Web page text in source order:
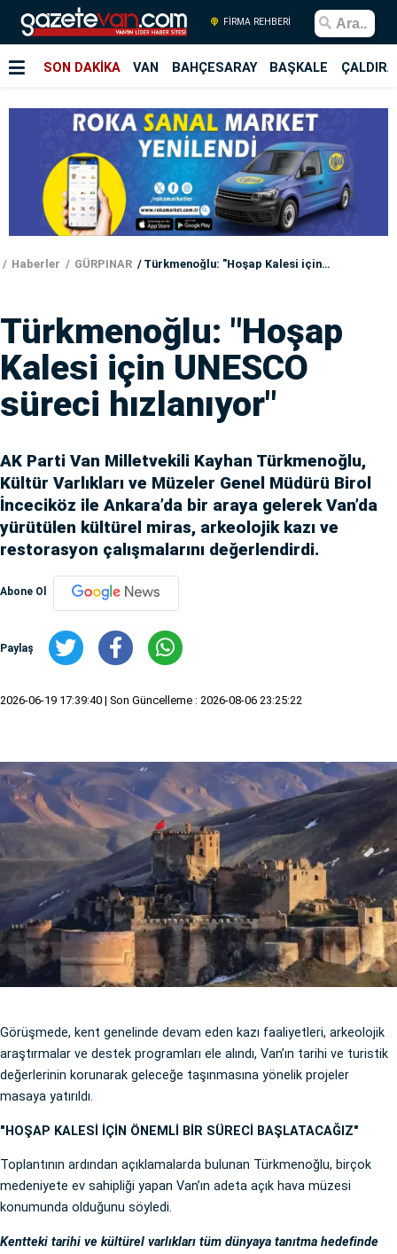
FİRMA REHBERİ
SON DAKİKA VAN BAHÇESARAY BAŞKALE
Haberler GÜRPINAR Türkmenoğlu: "Hoşap Kalesi için UNESCO süreci hızlanıyor"
Türkmenoğlu: "Hoşap
Kalesi için UNESCO
süreci hızlanıyor"
AK Parti Van Milletvekili Kayhan Türkmenoğlu,
Kültür Varlıkları ve Müzeler Genel Müdürü Birol
İnceciköz ile Ankara’da bir araya gelerek Van’da
yürütülen kültürel miras, arkeolojik kazı ve
restorasyon çalışmalarını değerlendirdi.
Abone Ol
Paylaş
2026-06-19 17:39:40 | Son Güncelleme : 2026-08-06 23:25:22
Görüşmede, kent genelinde devam eden kazı faaliyetleri, arkeolojik
araştırmalar ve destek programları ele alındı, Van’ın tarihi ve turistik
değerlerinin korunarak geleceğe taşınmasına yönelik projeler
masaya yatırıldı.
"HOŞAP KALESİ İÇİN ÖNEMLİ BİR SÜRECİ BAŞLATACAĞIZ"
Toplantının ardından açıklamalarda bulunan Türkmenoğlu, birçok
medeniyete ev sahipliği yapan Van’ın adeta açık hava müzesi
konumunda olduğunu söyledi.
Kentteki tarihi ve kültürel varlıkları tüm dünyaya tanıtma hedefinde